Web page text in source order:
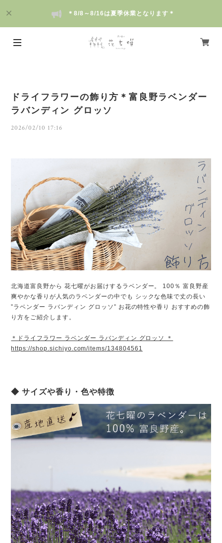
＊8/8～8/16は夏季休業となります＊
ドライフラワーの飾り方＊富良野ラベンダー
ラバンディン グロッソ
2026/02/10 17:16
北海道富良野から 花七曜がお届けするラベンダー。 100％ 富良野産
爽やかな香りが人気のラベンダーの中でも シックな色味で丈の長い
”ラベンダー ラバンディン グロッソ” お花の特性や香り おすすめの飾
り方をご紹介します。
＊ドライフラワー ラベンダー ラバンディン グロッソ ＊
https://shop.sichiyo.com/items/134804561
◆ サイズや香り・色や特徴